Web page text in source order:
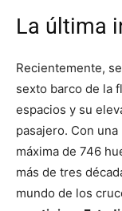
La última
Recientemente,
sexto barco de la
espacios y su
pasajero. Con
máxima de 746
más de tres
mundo de los